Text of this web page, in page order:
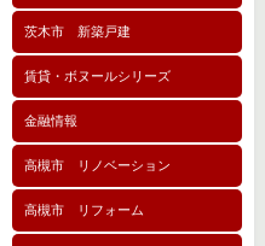
茨木市 新築戸建
賃貸・ボヌールシリーズ
金融情報
高槻市 リノベーション
高槻市 リフォーム